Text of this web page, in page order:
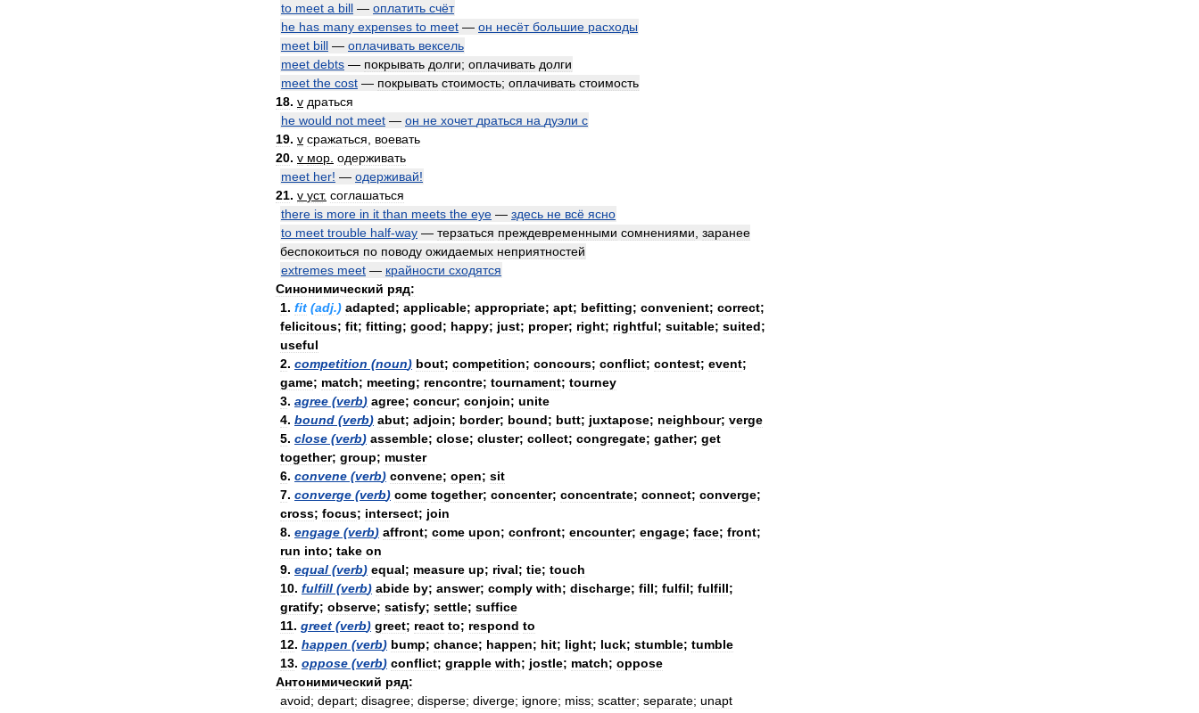
to meet a bill — оплатить счёт
he has many expenses to meet — он несёт большие расходы
meet bill — оплачивать вексель
meet debts — покрывать долги; оплачивать долги
meet the cost — покрывать стоимость; оплачивать стоимость
18. v драться
he would not meet — он не хочет драться на дуэли с
19. v сражаться
воевать
20. v мор одерживать
meet her! — одерживай!
21. v уст. соглашаться
there is more in it than meets the eye — здесь не всё ясно
to meet trouble half-way — терзаться преждевременными сомнениями заранее
беспокоиться по поводу ожидаемых неприятностей
extremes meet — крайности сходятся
Синонимический ряд:
1. fit (adj.) adapted; applicable; appropriate; apt; befitting; convenient; correct;
felicitous; fit; fitting; good; happy; just; proper; right; rightful; suitable; suited;
useful
2. competition (noun) bout; competition; concours; conflict; contest; event;
game; match; meeting; rencontre; tournament; tourney
3. agree (verb) agree; concur; conjoin; unite
4. bound (verb) abut; adjoin; border; bound; butt; juxtapose; neighbour; verge
5. close (verb) assemble; close; cluster; collect; congregate; gather; get
together; group; muster
6. convene (verb) convene; open; sit
7. converge (verb) come together; concenter; concentrate; connect; converge;
cross; focus; intersect; join
8. engage (verb) affront; come upon; confront; encounter; engage; face; front;
run into; take on
9. equal (verb) equal; measure up; rival; tie; touch
10. fulfill (verb) abide by; answer; comply with; discharge; fill; fulfil; fulfill;
gratify; observe; satisfy; settle; suffice
11. greet (verb) greet; react to; respond to
12. happen (verb) bump; chance; happen; hit; light; luck; stumble; tumble
13. oppose (verb) conflict; grapple with; jostle; match; oppose
Антонимический ряд:
avoid; depart; disagree; disperse; diverge; ignore; miss; scatter; separate; unapt